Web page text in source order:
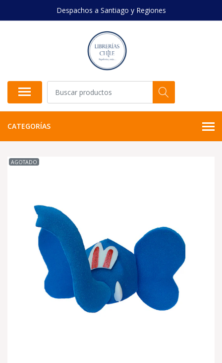
Despachos a Santiago y Regiones
CATEGORÍAS
AGOTADO